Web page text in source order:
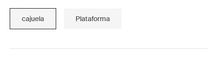
cajuela Plataforma